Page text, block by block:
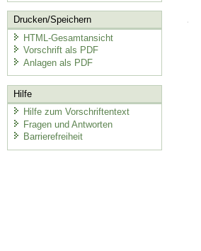
Drucken/Speichern
HTML-Gesamtansicht
Vorschrift als PDF
Anlagen als PDF
Hilfe
Hilfe zum Vorschriftentext
Fragen und Antworten
Barrierefreiheit